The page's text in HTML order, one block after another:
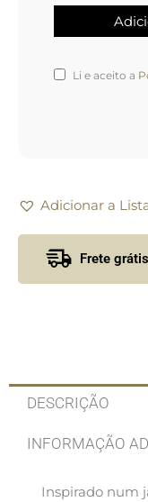
Li e aceito a
Adicionar a
Frete
DESCRIÇÃO
INFORMAÇÃO
Inspirado num